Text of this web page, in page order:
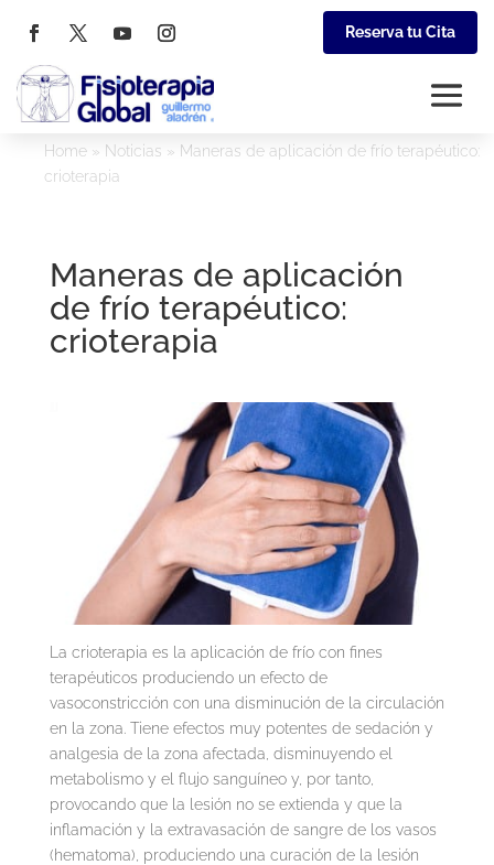
Reserva tu Cita
Home » Noticias » Maneras de aplicación de frío terapéutico:
crioterapia
Maneras de aplicación
de frío terapéutico:
crioterapia
La crioterapia es la aplicación de frío con fines
terapéuticos produciendo un efecto de
vasoconstricción con una disminución de la circulación
en la zona. Tiene efectos muy potentes de sedación y
analgesia de la zona afectada, disminuyendo el
metabolismo y el flujo sanguíneo y, por tanto,
provocando que la lesión no se extienda y que la
inflamación y la extravasación de sangre de los vasos
(hematoma), produciendo una curación de la lesión